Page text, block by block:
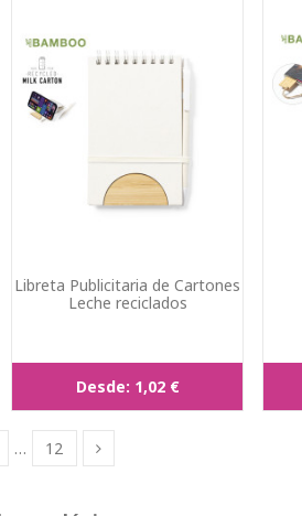
Libreta Publicitaria de Cartones
Leche reciclados
Desde: 1,02 €
… 12